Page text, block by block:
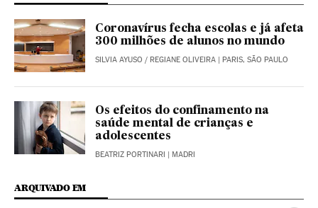
Coronavírus fecha escolas e já afeta
300 milhões de alunos no mundo
SILVIA AYUSO / REGIANE OLIVEIRA | PARIS, SÃO PAULO
Os efeitos do confinamento na
saúde mental de crianças e
adolescentes
BEATRIZ PORTINARI | MADRI
ARQUIVADO EM